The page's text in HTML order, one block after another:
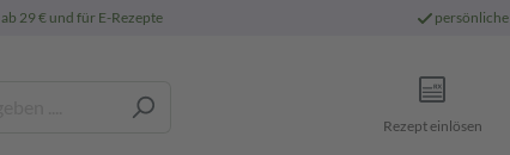
ab 29 € und für E-Rezepte persönliche
Rezept einlösen